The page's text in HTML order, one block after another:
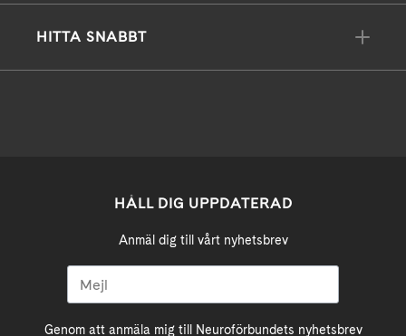
HITTA SNABBT
HÅLL DIG UPPDATERAD
Anmäl dig till vårt nyhetsbrev
Genom att anmäla mig till Neuroförbundets nyhetsbrev